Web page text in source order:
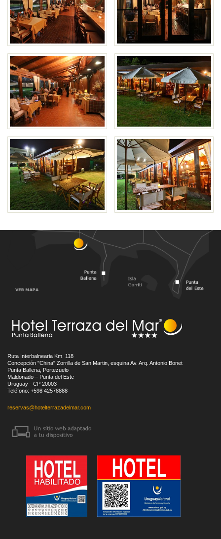
Ruta Interbalnearia Km. 118
Concepción "China" Zorrilla de San Martin, esquina Av. Arq. Antonio Bonet
Punta Ballena, Portezuelo
Maldonado – Punta del Este
Uruguay - CP 20003
Teléfono: +598 42578888
reservas@hotelterrazadelmar.com